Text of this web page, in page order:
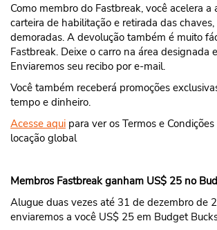
Como membro do Fastbreak, você acelera a
carteira de habilitação e retirada das
demoradas. A devolução também é muito
Fastbreak. Deixe o carro na área designada
Enviaremos seu recibo por e-mail.
Você também receberá promoções
tempo e dinheiro.
Acesse aqui para ver os Termos e
locação global
Membros Fastbreak ganham US$ 25 no
Alugue duas vezes até 31 de dezembro de
enviaremos a você US$ 25 em Budget